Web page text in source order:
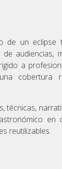
de un eclipse
audiencias,
a
cobertura
técnicas,
en
reutilizables.